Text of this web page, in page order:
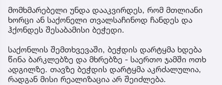
მომხმარებელი უნდა დააკვირდეს, რომ მთლიანი
ხორცი ან საქონელი თვალსაჩინოდ ჩანდეს და
ჰქონდეს შესაბამისი ბეჭედი.
საქონლის შემთხვევაში, ბეჭდის დარტყმა ხდება
წინა ბარკლებზე და მხრებზე - საერთო ჯამში ოთხ
ადგილზე. თავზე ბეჭდის დარტყმა აკრძალულია,
რადგან მისი რეალიზაცია არ შეიძლება.